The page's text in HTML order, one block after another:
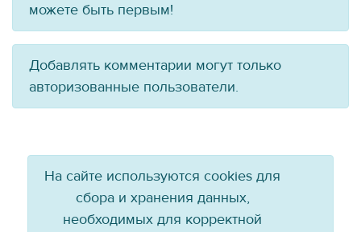
можете быть первым!
Добавлять комментарии могут только
авторизованные пользователи.
На сайте используются cookies для
сбора и хранения данных,
необходимых для корректной